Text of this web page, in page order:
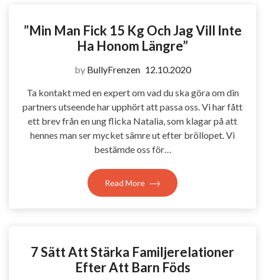
”Min Man Fick 15 Kg Och Jag Vill Inte
Ha Honom Längre”
by BullyFrenzen 12.10.2020
Ta kontakt med en expert om vad du ska göra om din
partners utseende har upphört att passa oss. Vi har fått
ett brev från en ung flicka Natalia, som klagar på att
hennes man ser mycket sämre ut efter bröllopet. Vi
bestämde oss för…
Read More
7 Sätt Att Stärka Familjerelationer
Efter Att Barn Föds